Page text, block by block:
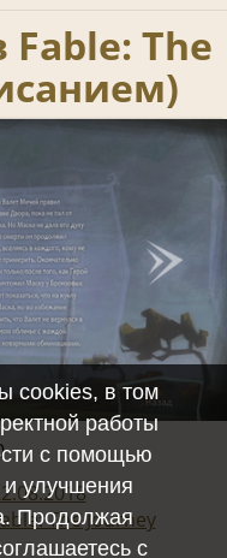
Fable: The
/ 335.3Kb
The Journey
cookies, в том
работы
с помощью
улучшения
Продолжая
с